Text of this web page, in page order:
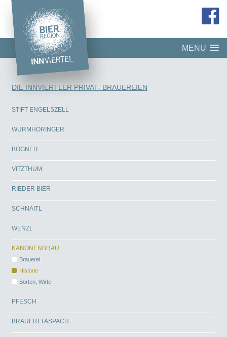
MENU
DIE INNVIERTLER PRIVAT- BRAUEREIEN
STIFT ENGELSZELL
WURMHÖRINGER
BOGNER
VITZTHUM
RIEDER BIER
SCHNAITL
WENZL
KANONENBRÄU
Brauerei
Historie
Sorten, Wirte
PFESCH
BRAUEREI ASPACH